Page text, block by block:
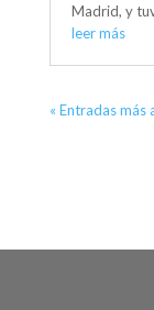
Madrid, y
leer más
« Entradas más